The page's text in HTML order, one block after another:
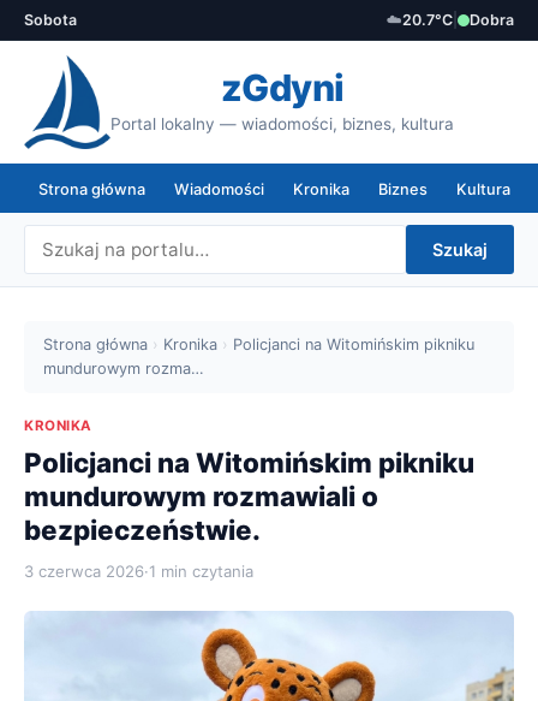
Sobota ☁️20.7°C Dobra
zGdyni
Portal lokalny — wiadomości, biznes, kultura
Strona główna Wiadomości Kronika Biznes Kultura
Szukaj
Strona główna › Kronika › Policjanci na Witomińskim pikniku
mundurowym rozma…
KRONIKA
Policjanci na Witomińskim pikniku
mundurowym rozmawiali o
bezpieczeństwie.
3 czerwca 2026·1 min czytania